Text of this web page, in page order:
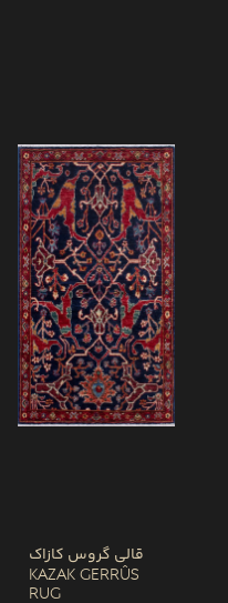
قالی گروس کازاک
Kazak Gerrûs
Rug